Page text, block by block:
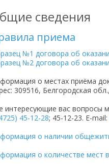
сведения
приема
№1 договора об
№2 договора об
о местах приёма
309516, Белгородская
интересующие вас вопросы
45-12-28; 45-12-23. E-mail:
о наличии
о количестве мест